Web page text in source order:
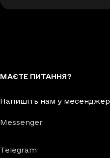
МАЄТЕ ПИТАННЯ?
Напишіть нам у месенджер
Messenger
Telegram